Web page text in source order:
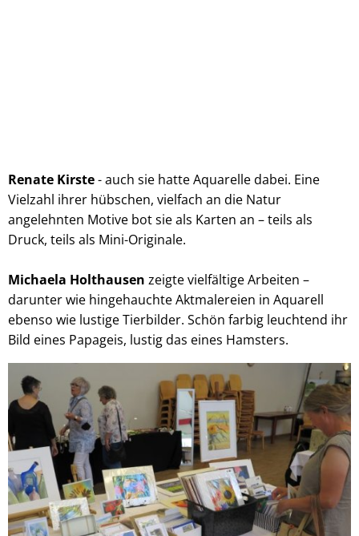
Renate Kirste- auch sie hatte Aquarelle dabei. Eine
Vielzahl ihrer hübschen, vielfach an die Natur
angelehnten Motive bot sie als Karten an – teils als
Druck, teils als Mini-Originale.
Michaela Holthausen zeigte vielfältige Arbeiten –
darunter wie hingehauchte Aktmalereien in Aquarell
ebenso wie lustige Tierbilder. Schön farbig leuchtend ihr
Bild eines Papageis, lustig das eines Hamsters.